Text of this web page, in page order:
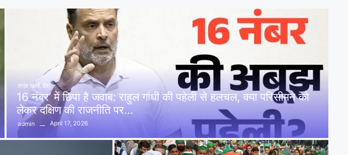
ताज़ा खबरें देश
16 नंबर’ में छिपा है जवाब: राहुल गांधी की पहेली से हलचल, क्या परिसीमन को
लेकर दक्षिण की राजनीति पर…
admin April 17, 2026